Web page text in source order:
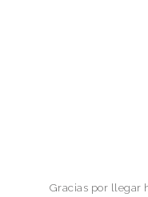
Gracias por llegar